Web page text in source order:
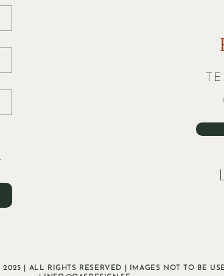
| ALL RIGHTS RESERVED | IMAGES NOT TO BE